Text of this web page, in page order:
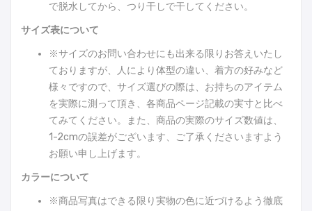
で脱水してから、つり干しで干してください。
サイズ表について
※サイズのお問い合わせにも出来る限りお答えいたし
ておりますが、人により体型の違い、着方の好みなど
様々ですので、サイズ選びの際は、お持ちのアイテム
を実際に測って頂き、各商品ページ記載の実寸と比べ
てみてください。また、商品の実際のサイズ数値は、
1-2cmの誤差がございます、ご了承くださいますよう
お願い申し上げます。
カラーについて
※商品写真はできる限り実物の色に近づけるよう徹底